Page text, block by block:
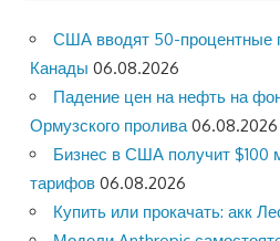
США вводят 50-процентные
Канады 06.08.2026
Падение цен на нефть на
Ормузского пролива 06.08.2026
Бизнес в США получит $100
тарифов 06.08.2026
Купить или прокачать: акк